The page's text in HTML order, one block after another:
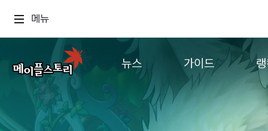
메뉴
뉴스
업데이트
가이드
컨텐